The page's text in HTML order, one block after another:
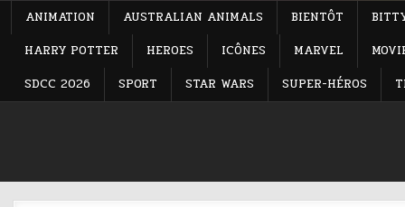
ANIMATION AUSTRALIAN ANIMALS BIENTÔT
HARRY POTTER
HEROES ICÔNES MARVEL
SDCC 2026
SPORT STAR WARS SUPER-HÉROS